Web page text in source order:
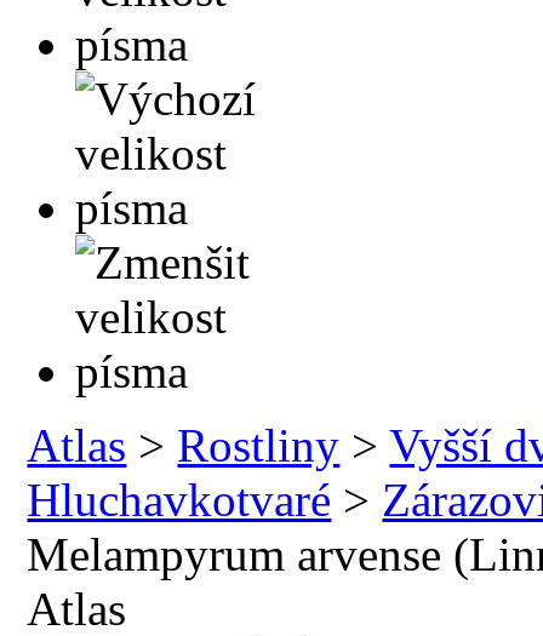
Atlas > Rostliny >Vyšší
Hluchavkotvaré >
Melampyrum arvense
Atlas